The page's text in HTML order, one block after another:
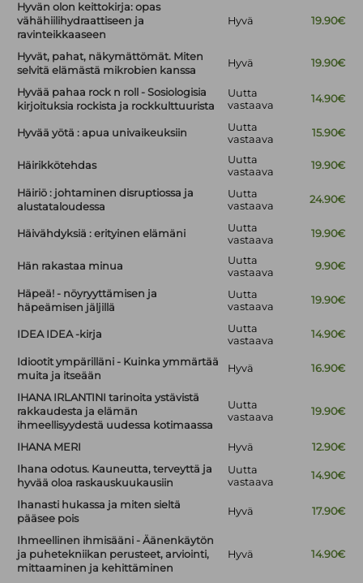
Hyvän olon keittokirja: opas
vähähiilihydraattiseen ja
ravinteikkaaseen
Hyvä 19.90€
Hyvät, pahat, näkymättömät. Miten
selvitä elämästä mikrobien kanssa
Hyvä 19.90€
Hyvää pahaa rock n roll - Sosiologisia
kirjoituksia rockista ja rockkulttuurista
Uutta
vastaava
14.90€
Hyvää yötä : apua univaikeuksiin
Uutta
vastaava
15.90€
Häirikkötehdas
Uutta
vastaava
19.90€
Häiriö : johtaminen disruptiossa ja
alustataloudessa
Uutta
vastaava
24.90€
Häivähdyksiä : erityinen elämäni
Uutta
vastaava
19.90€
Hän rakastaa minua
Uutta
vastaava
9.90€
Häpeä! - nöyryyttämisen ja
häpeämisen jäljillä
Uutta
vastaava
19.90€
IDEA IDEA -kirja
Uutta
vastaava
14.90€
Idiootit ympärilläni - Kuinka ymmärtää
muita ja itseään
Hyvä 16.90€
IHANA IRLANTINI tarinoita ystävistä
rakkaudesta ja elämän
ihmeellisyydestä uudessa kotimaassa
Uutta
vastaava
19.90€
IHANA MERI Hyvä
12.90€
Ihana odotus. Kauneutta, terveyttä ja
hyvää oloa raskauskuukausiin
Uutta
vastaava
14.90€
Ihanasti hukassa ja miten sieltä
pääsee pois
Hyvä 17.90€
Ihmeellinen ihmisääni - Äänenkäytön
ja puhetekniikan perusteet, arviointi,
mittaaminen ja kehittäminen
Hyvä 14.90€